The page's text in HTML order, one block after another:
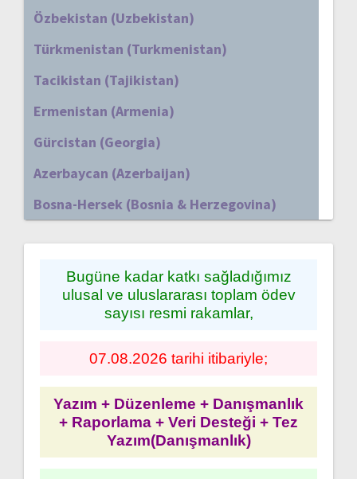
Özbekistan (Uzbekistan)
Türkmenistan (Turkmenistan)
Tacikistan (Tajikistan)
Ermenistan (Armenia)
Gürcistan (Georgia)
Azerbaycan (Azerbaijan)
Bosna-Hersek (Bosnia & Herzegovina)
Bugüne kadar katkı sağladığımız
ulusal ve uluslararası toplam ödev
sayısı resmi rakamlar,
07.08.2026 tarihi itibariyle;
Yazım + Düzenleme + Danışmanlık
+ Raporlama + Veri Desteği + Tez
Yazım(Danışmanlık)